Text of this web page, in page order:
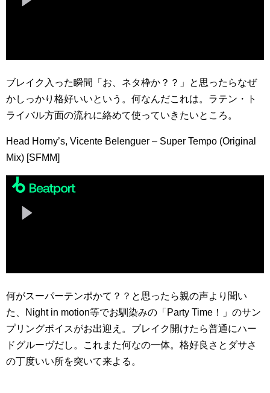
ブレイク入った瞬間「お、ネタ枠か？？」と思ったらなぜ
かしっかり格好いいという。何なんだこれは。ラテン・ト
ライバル方面の流れに絡めて使っていきたいところ。
Head Horny’s, Vicente Belenguer – Super Tempo (Original
Mix) [SFMM]
何がスーパーテンポかて？？と思ったら親の声より聞い
た、Night in motion等でお馴染みの「Party Time！」のサン
プリングボイスがお出迎え。ブレイク開けたら普通にハー
ドグルーヴだし。これまた何なの一体。格好良さとダサさ
の丁度いい所を突いて来よる。